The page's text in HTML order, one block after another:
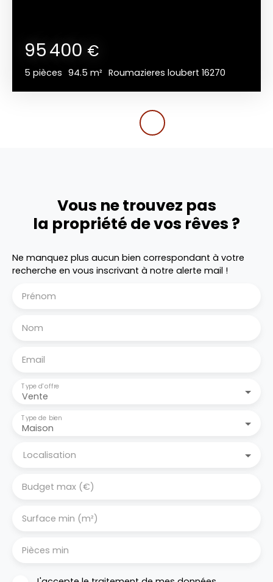
95 400 €
5 pièces 94.5 m² Roumazieres loubert 16270
Vous ne trouvez pas
la propriété de vos rêves ?
Ne manquez plus aucun bien correspondant à votre
recherche en vous inscrivant à notre alerte mail !
Prénom
Nom
Email
Vente
Type d'offre
Maison
Type de bien
Localisation
Budget max (€)
Surface min (m²)
Pièces min